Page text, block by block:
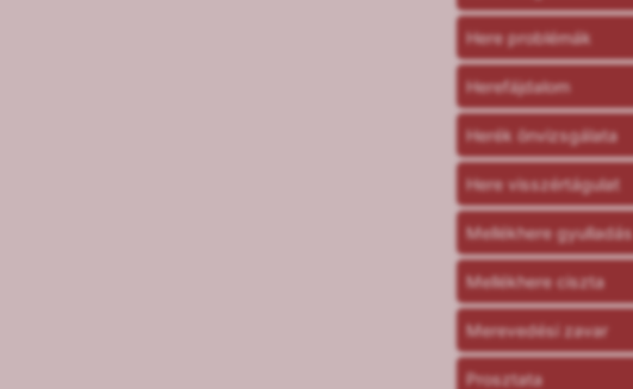
Here problémák
Herefájdalom
Herék önvizsgálata
Here visszértágulat
Mellékhere gyulladás
Mellékhere ciszta
Merevedési zavar
Prosztata